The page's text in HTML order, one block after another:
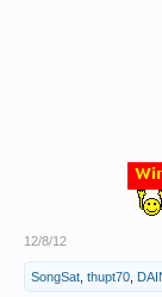
12/8/12
SongSat thupt70